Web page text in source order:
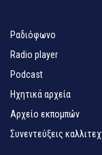
Ραδιόφωνο
Radio player
Podcast
Ηχητικά αρχεία
Αρχείο εκπομπών
Συνεντεύξεις